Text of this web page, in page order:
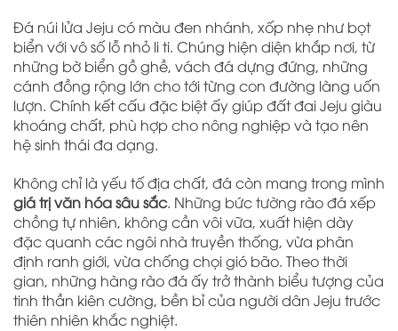
Đá núi lửa Jeju có màu đen nhánh, xốp nhẹ như bọt
biển với vô số lỗ nhỏ li ti. Chúng hiện diện khắp nơi, từ
những bờ biển gồ ghề, vách đá dựng đứng, những
cánh đồng rộng lớn cho tới từng con đường làng uốn
lượn. Chính kết cấu đặc biệt ấy giúp đất đai Jeju giàu
khoáng chất, phù hợp cho nông nghiệp và tạo nên
hệ sinh thái đa dạng.
Không chỉ là yếu tố địa chất, đá còn mang trong mình
giá trị văn hóa sâu sắc. Những bức tường rào đá xếp
chồng tự nhiên, không cần vôi vữa, xuất hiện dày
đặc quanh các ngôi nhà truyền thống, vừa phân
định ranh giới, vừa chống chọi gió bão. Theo thời
gian, những hàng rào đá ấy trở thành biểu tượng của
tinh thần kiên cường, bền bỉ của người dân Jeju trước
thiên nhiên khắc nghiệt.